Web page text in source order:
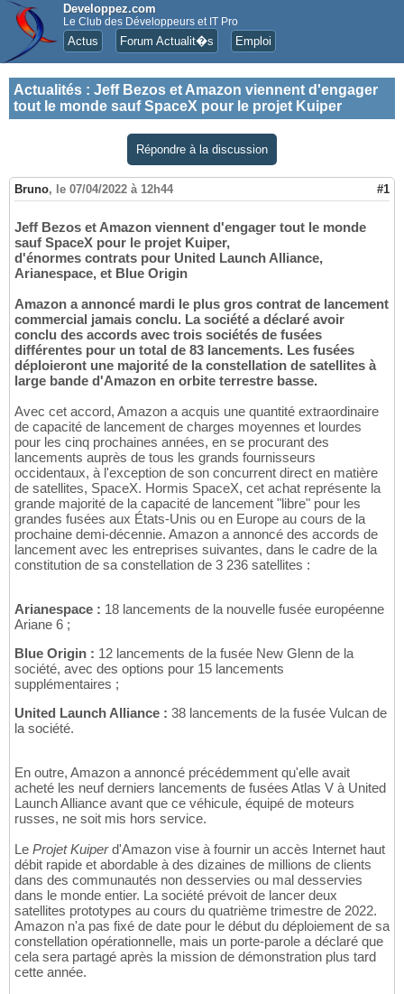
Developpez.com
Le Club des Développeurs et IT Pro
Actus Forum Actualit�s Emploi
Actualités : Jeff Bezos et Amazon viennent d'engager
tout le monde sauf SpaceX pour le projet Kuiper
Répondre à la discussion
Bruno, le 07/04/2022 à 12h44 #1
Jeff Bezos et Amazon viennent d'engager tout le monde
sauf SpaceX pour le projet Kuiper,
d'énormes contrats pour United Launch Alliance,
Arianespace, et Blue Origin
Amazon a annoncé mardi le plus gros contrat de lancement
commercial jamais conclu. La société a déclaré avoir
conclu des accords avec trois sociétés de fusées
différentes pour un total de 83 lancements. Les fusées
déploieront une majorité de la constellation de satellites à
large bande d'Amazon en orbite terrestre basse.
Avec cet accord, Amazon a acquis une quantité extraordinaire
de capacité de lancement de charges moyennes et lourdes
pour les cinq prochaines années, en se procurant des
lancements auprès de tous les grands fournisseurs
occidentaux, à l'exception de son concurrent direct en matière
de satellites, SpaceX. Hormis SpaceX, cet achat représente la
grande majorité de la capacité de lancement "libre" pour les
grandes fusées aux États-Unis ou en Europe au cours de la
prochaine demi-décennie. Amazon a annoncé des accords de
lancement avec les entreprises suivantes, dans le cadre de la
constitution de sa constellation de 3 236 satellites :
Arianespace : 18 lancements de la nouvelle fusée européenne
Ariane 6 ;
Blue Origin : 12 lancements de la fusée New Glenn de la
société, avec des options pour 15 lancements
supplémentaires ;
United Launch Alliance : 38 lancements de la fusée Vulcan de
la société.
En outre, Amazon a annoncé précédemment qu'elle avait
acheté les neuf derniers lancements de fusées Atlas V à United
Launch Alliance avant que ce véhicule, équipé de moteurs
russes, ne soit mis hors service.
Le Projet Kuiperd'Amazon vise à fournir un accès Internet haut
débit rapide et abordable à des dizaines de millions de clients
dans des communautés non desservies ou mal desservies
dans le monde entier. La société prévoit de lancer deux
satellites prototypes au cours du quatrième trimestre de 2022.
Amazon n'a pas fixé de date pour le début du déploiement de sa
constellation opérationnelle, mais un porte-parole a déclaré que
cela sera partagé après la mission de démonstration plus tard
cette année.